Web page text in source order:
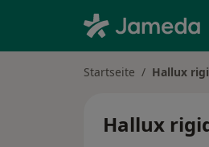
Startseite Hallux
Hallux